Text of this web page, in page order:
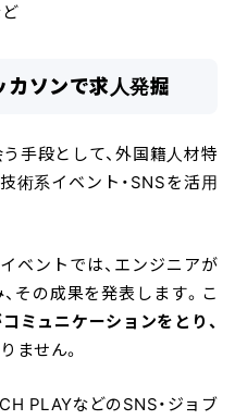
カソンで求人発掘
手段として、外国籍人材特
術系イベント・SNSを活用
ベントでは、エンジニアが
その成果を発表します。こ
ミュニケーションをとり、
ません。
PLAYなどのSNS・ジョブ